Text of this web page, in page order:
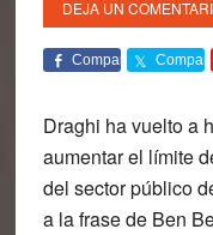
DEJA UN
Comparte
Draghi ha vuelto a
aumentar el límite
del sector público
a la frase de Ben